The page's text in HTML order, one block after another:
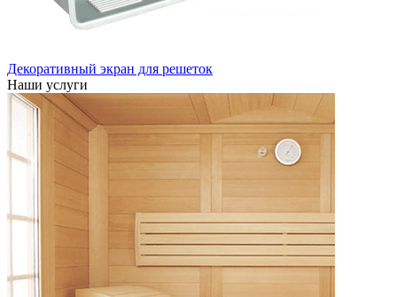
Декоративный экран для решеток
Наши услуги